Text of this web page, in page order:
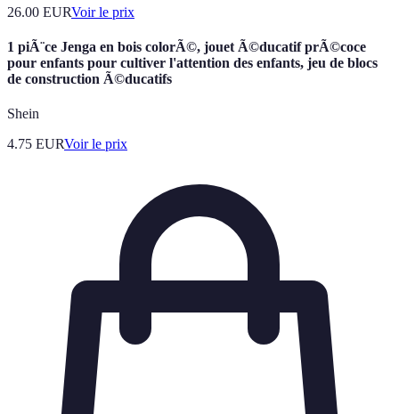
26.00 EURVoir le prix
1 piÃ¨ce Jenga en bois colorÃ©, jouet Ã©ducatif prÃ©coce
pour enfants pour cultiver l'attention des enfants, jeu de blocs
de construction Ã©ducatifs
Shein
4.75 EURVoir le prix